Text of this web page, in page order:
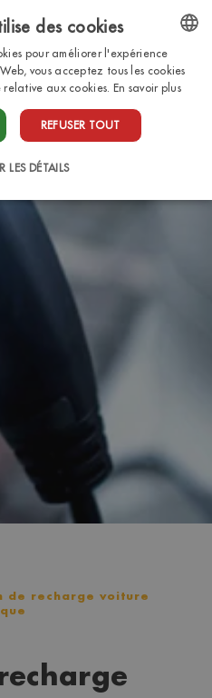
de recharge voiture
ENGLISH
des cookies
pour améliorer l'expérience
vous acceptez tous les cookies
aux cookies. En savoir plus
REFUSER TOUT
LES DÉTAILS